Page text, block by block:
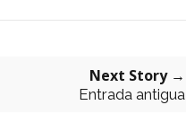
Next Story →
Entrada antigua